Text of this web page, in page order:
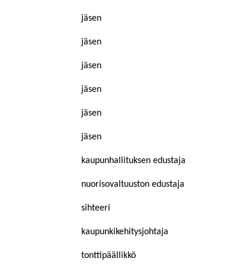
jäsen
jäsen
jäsen
jäsen
jäsen
jäsen
kaupunhallituksen edustaja
nuorisovaltuuston edustaja
sihteeri
kaupunkikehitysjohtaja
tonttipäällikkö